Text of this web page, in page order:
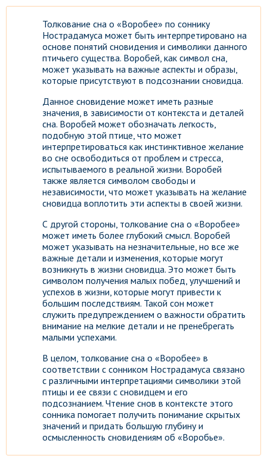
Толкование сна о «Воробее» по соннику
Нострадамуса может быть интерпретировано на
основе понятий сновидения и символики данного
птичьего существа. Воробей, как символ сна,
может указывать на важные аспекты и образы,
которые присутствуют в подсознании сновидца.
Данное сновидение может иметь разные
значения, в зависимости от контекста и деталей
сна. Воробей может обозначать легкость,
подобную этой птице, что может
интерпретироваться как инстинктивное желание
во сне освободиться от проблем и стресса,
испытываемого в реальной жизни. Воробей
также является символом свободы и
независимости, что может указывать на желание
сновидца воплотить эти аспекты в своей жизни.
С другой стороны, толкование сна о «Воробее»
может иметь более глубокий смысл. Воробей
может указывать на незначительные, но все же
важные детали и изменения, которые могут
возникнуть в жизни сновидца. Это может быть
символом получения малых побед, улучшений и
успехов в жизни, которые могут привести к
большим последствиям. Такой сон может
служить предупреждением о важности обратить
внимание на мелкие детали и не пренебрегать
малыми успехами.
В целом, толкование сна о «Воробее» в
соответствии с сонником Нострадамуса связано
с различными интерпретациями символики этой
птицы и ее связи с сновидцем и его
подсознанием. Чтение снов в контексте этого
сонника помогает получить понимание скрытых
значений и придать большую глубину и
осмысленность сновидениям об «Воробье».